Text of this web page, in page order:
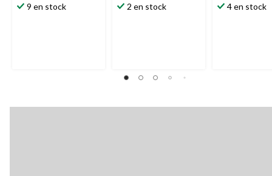
9 en stock 2 en stock 4 en stock